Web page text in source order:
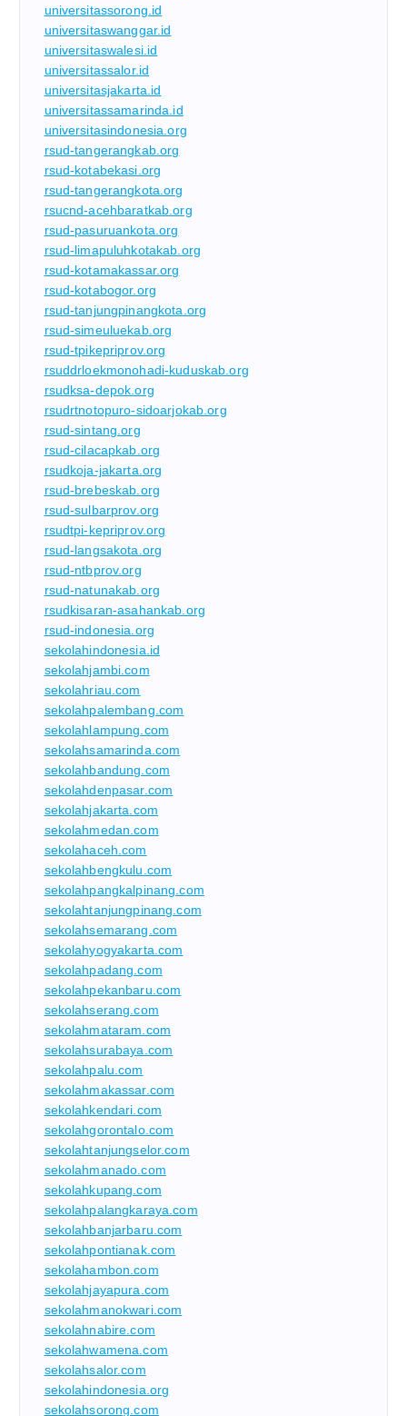
universitassorong.id
universitaswanggar.id
universitaswalesi.id
universitassalor.id
universitasjakarta.id
universitassamarinda.id
universitasindonesia.org
rsud-tangerangkab.org
rsud-kotabekasi.org
rsud-tangerangkota.org
rsucnd-acehbaratkab.org
rsud-pasuruankota.org
rsud-limapuluhkotakab.org
rsud-kotamakassar.org
rsud-kotabogor.org
rsud-tanjungpinangkota.org
rsud-simeuluekab.org
rsud-tpikepriprov.org
rsuddrloekmonohadi-kuduskab.org
rsudksa-depok.org
rsudrtnotopuro-sidoarjokab.org
rsud-sintang.org
rsud-cilacapkab.org
rsudkoja-jakarta.org
rsud-brebeskab.org
rsud-sulbarprov.org
rsudtpi-kepriprov.org
rsud-langsakota.org
rsud-ntbprov.org
rsud-natunakab.org
rsudkisaran-asahankab.org
rsud-indonesia.org
sekolahindonesia.id
sekolahjambi.com
sekolahriau.com
sekolahpalembang.com
sekolahlampung.com
sekolahsamarinda.com
sekolahbandung.com
sekolahdenpasar.com
sekolahjakarta.com
sekolahmedan.com
sekolahaceh.com
sekolahbengkulu.com
sekolahpangkalpinang.com
sekolahtanjungpinang.com
sekolahsemarang.com
sekolahyogyakarta.com
sekolahpadang.com
sekolahpekanbaru.com
sekolahserang.com
sekolahmataram.com
sekolahsurabaya.com
sekolahpalu.com
sekolahmakassar.com
sekolahkendari.com
sekolahgorontalo.com
sekolahtanjungselor.com
sekolahmanado.com
sekolahkupang.com
sekolahpalangkaraya.com
sekolahbanjarbaru.com
sekolahpontianak.com
sekolahambon.com
sekolahjayapura.com
sekolahmanokwari.com
sekolahnabire.com
sekolahwamena.com
sekolahsalor.com
sekolahindonesia.org
sekolahsorong.com